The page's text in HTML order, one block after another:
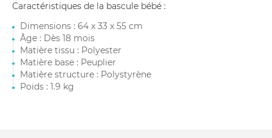
Caractéristiques de la bascule bébé :
Dimensions : 64 x 33 x 55 cm
Âge : Dès 18 mois
Matière tissu : Polyester
Matière base : Peuplier
Matière structure : Polystyrène
Poids : 1.9 kg